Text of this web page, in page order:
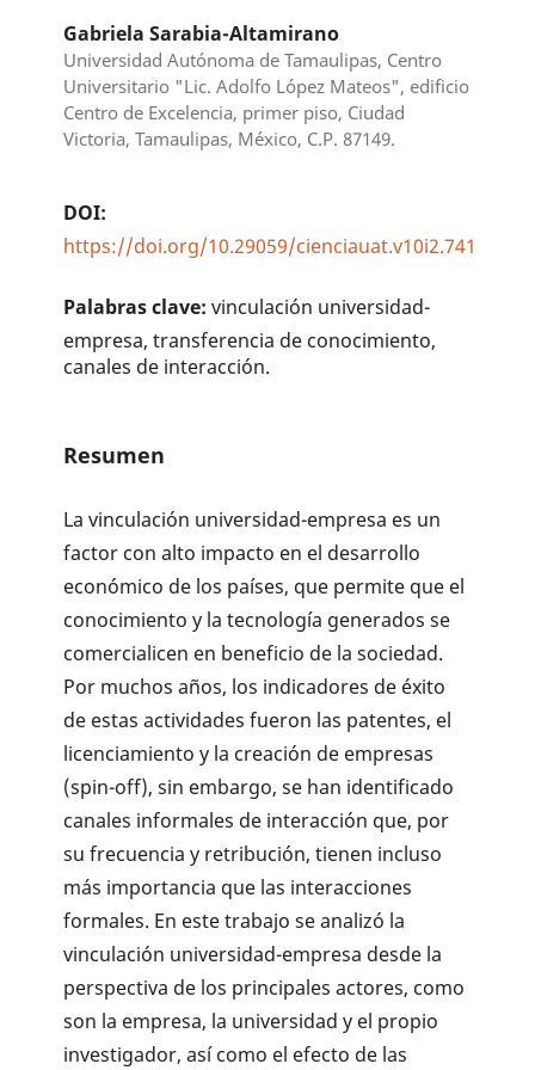
Gabriela Sarabia-Altamirano
Universidad Autónoma de Tamaulipas, Centro
Universitario "Lic. Adolfo López Mateos", edificio
Centro de Excelencia, primer piso, Ciudad
Victoria, Tamaulipas, México, C.P. 87149.
DOI:
https://doi.org/10.29059/cienciauat.v10i2.741
Palabras clave:vinculación universidad-
empresa, transferencia de conocimiento,
canales de interacción.
Resumen
La vinculación universidad-empresa es un
factor con alto impacto en el desarrollo
económico de los países, que permite que el
conocimiento y la tecnología generados se
comercialicen en beneficio de la sociedad.
Por muchos años, los indicadores de éxito
de estas actividades fueron las patentes, el
licenciamiento y la creación de empresas
(spin-off), sin embargo, se han identificado
canales informales de interacción que, por
su frecuencia y retribución, tienen incluso
más importancia que las interacciones
formales. En este trabajo se analizó la
vinculación universidad-empresa desde la
perspectiva de los principales actores, como
son la empresa, la universidad y el propio
investigador, así como el efecto de las